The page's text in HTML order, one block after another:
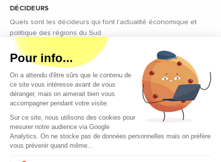
DÉCIDEURS
Quels sont les décideurs qui font l’actualité économique et
politique des régions du Sud
Copyright © 2026 - Tous droits réservés
Qui sommes-nous ?
Contact